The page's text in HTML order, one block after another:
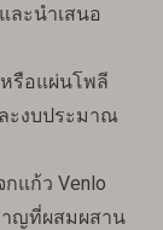
ละนำเสนอ
รือแผ่นโพลี
ะงบประมาณ
กแก้ว Venlo
าญที่ผสมผสาน